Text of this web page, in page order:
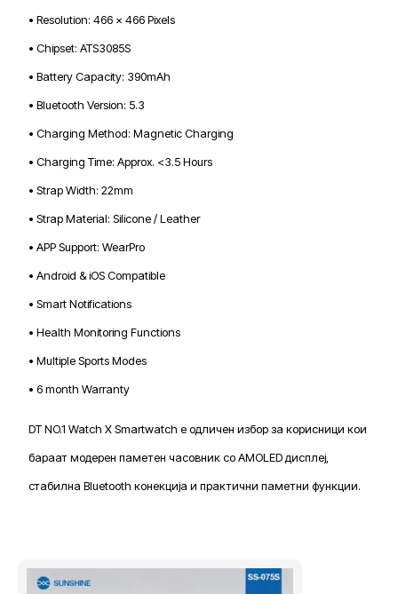
• Resolution: 466 × 466 Pixels
• Chipset: ATS3085S
• Battery Capacity: 390mAh
• Bluetooth Version: 5.3
• Charging Method: Magnetic Charging
• Charging Time: Approx. <3.5 Hours
• Strap Width: 22mm
• Strap Material: Silicone / Leather
• APP Support: WearPro
• Android & iOS Compatible
• Smart Notifications
• Health Monitoring Functions
• Multiple Sports Modes
• 6 month Warranty
DT NO.1 Watch X Smartwatch е одличен избор за корисници кои
бараат модерен паметен часовник со AMOLED дисплеј,
стабилна Bluetooth конекција и практични паметни функции.